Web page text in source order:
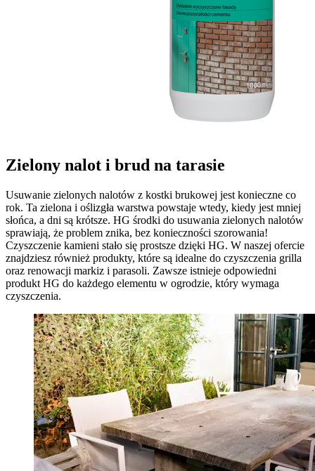
Zielony nalot i brud na tarasie
Usuwanie zielonych nalotów z kostki brukowej jest konieczne co
rok. Ta zielona i oślizgła warstwa powstaje wtedy, kiedy jest mniej
słońca, a dni są krótsze. HG środki do usuwania zielonych nalotów
sprawiają, że problem znika, bez konieczności szorowania!
Czyszczenie kamieni stało się prostsze dzięki HG. W naszej ofercie
znajdziesz również produkty, które są idealne do czyszczenia grilla
oraz renowacji markiz i parasoli. Zawsze istnieje odpowiedni
produkt HG do każdego elementu w ogrodzie, który wymaga
czyszczenia.